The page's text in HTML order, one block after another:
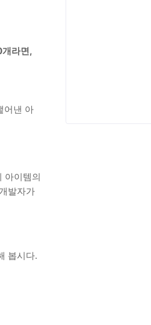
라면,
어낸 아
아이템의
발자가
봅시다.